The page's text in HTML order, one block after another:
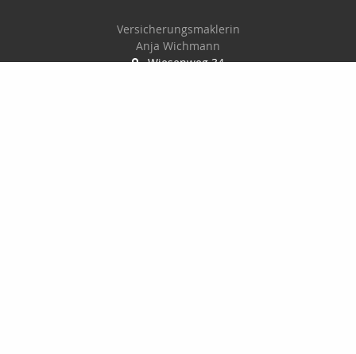
Versicherungsmaklerin
Anja Wichmann
Wiesenweg 34